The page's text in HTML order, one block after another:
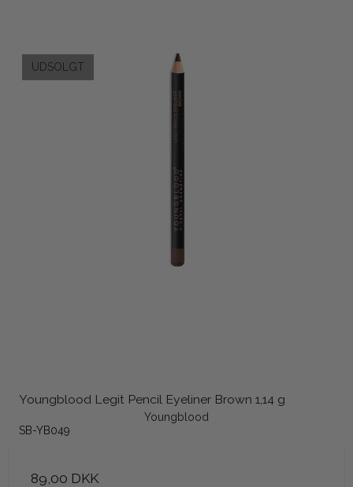
UDSOLGT
Youngblood Legit Pencil Eyeliner Brown 1,14 g
Youngblood
SB-YB049
89,00 DKK